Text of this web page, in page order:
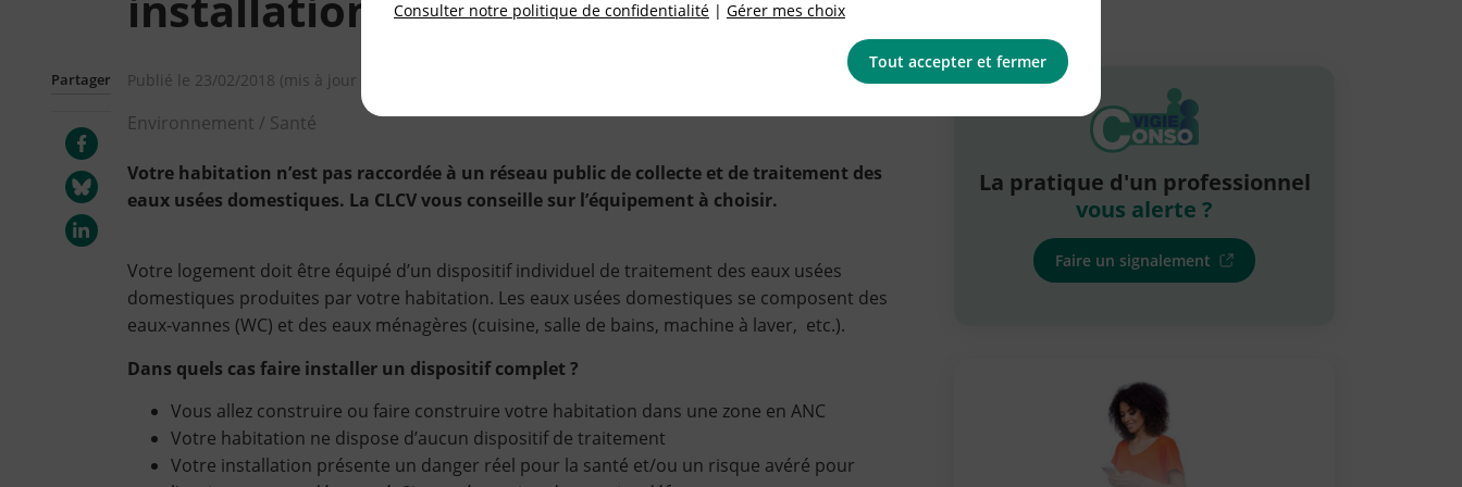
Publié le 23/02/2018 (mis à jour le
Environnement / Santé
Partager
Votre habitation n’est pas raccordée à un réseau public de collecte et de traitement des
eaux usées domestiques. La CLCV vous conseille sur l’équipement à choisir.
Votre logement doit être équipé d’un dispositif individuel de traitement des eaux usées
domestiques produites par votre habitation. Les eaux usées domestiques se composent des
eaux-vannes (WC) et des eaux ménagères (cuisine, salle de bains, machine à laver, etc.).
Dans quels cas faire installer un dispositif complet ?
Vous allez construire ou faire construire votre habitation dans une zone en ANC
Votre habitation ne dispose d’aucun dispositif de traitement
Votre installation présente un danger réel pour la santé et/ou un risque avéré pour
La pratique d'un professionnel
vous alerte ?
Faire un signalement
Consulter notre politique de confidentialité | Gérer mes choix
Tout accepter et fermer